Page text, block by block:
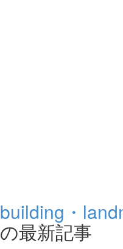
building・
の最新記事